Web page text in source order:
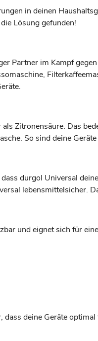
in deinen
Lösung gefunden!
Partner im Kampf
Zitronensäure. Das
So sind deine
durgol Universal
lebensmittelsicher.
und eignet sich für
deine Geräte